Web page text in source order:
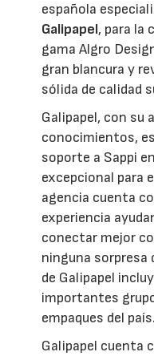
española
Galipapel, para la
gama Algro
gran blancura y
sólida de calidad
Galipapel, con su
conocimientos,
soporte a Sappi
excepcional para
agencia cuenta
experiencia
conectar mejor
ninguna sorpresa
de Galipapel
importantes
empaques del país.
Galipapel cuenta